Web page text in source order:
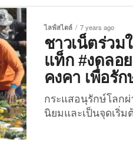
พื้นที่ แต่ที่สร้างควา
มาก โดยเพจเฟซบุ๊ก
โพสต์ภาพเกิดเหตุ
ก่อนหน้านี้ชาวเน็ต
ความร่วมมือหยุดปล่
เกิดเหตุการณ์ไฟไ
คนเชียงใหม่ปล่อย
ไลฟ์สไตล์ 7 years ago
ชาวเน็ตร่ว
แท็ก #งดลอ
คงคา เพื่อรั
กระแสอนุรักษ์โลก
นิยมและเป็นจุดเริ่